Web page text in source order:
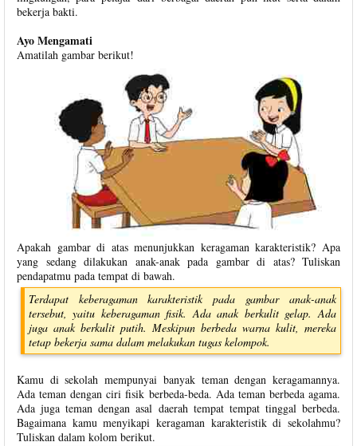
bekerja bakti.
Ayo Mengamati
Amatilah gambar berikut!
Apakah gambar di atas menunjukkan keragaman karakteristik? Apa
yang sedang dilakukan anak-anak pada gambar di atas? Tuliskan
pendapatmu pada tempat di bawah.
Terdapat keberagaman karakteristik pada gambar anak-anak
tersebut, yaitu keberagaman fisik. Ada anak berkulit gelap. Ada
juga anak berkulit putih. Meskipun berbeda warna kulit, mereka
tetap bekerja sama dalam melakukan tugas kelompok.
Kamu di sekolah mempunyai banyak teman dengan keragamannya.
Ada teman dengan ciri fisik berbeda-beda. Ada teman berbeda agama.
Ada juga teman dengan asal daerah tempat tempat tinggal berbeda.
Bagaimana kamu menyikapi keragaman karakteristik di sekolahmu?
Tuliskan dalam kolom berikut.